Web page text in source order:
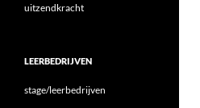
uitzendkracht
LEERBEDRIJVEN
stage/leerbedrijven